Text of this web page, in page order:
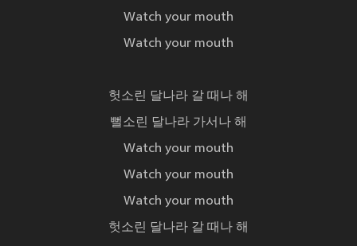
Watch your mouth
Watch your mouth
헛소린 달나라 갈 때나 해
뻘소린 달나라 가서나 해
Watch your mouth
Watch your mouth
Watch your mouth
헛소린 달나라 갈 때나 해